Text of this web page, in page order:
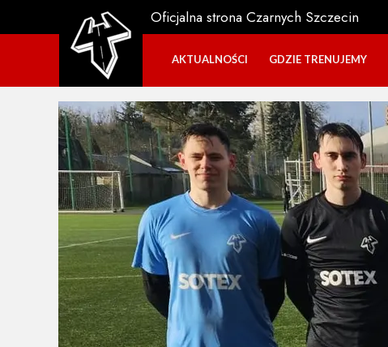
Oficjalna strona Czarnych Szczecin
AKTUALNOŚCI GDZIE TRENUJEMY